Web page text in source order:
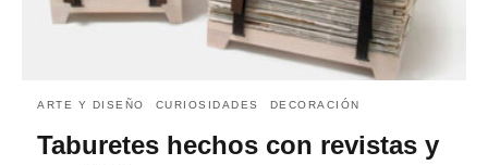
ARTE Y DISEÑO CURIOSIDADES DECORACIÓN
Taburetes hechos con revistas y